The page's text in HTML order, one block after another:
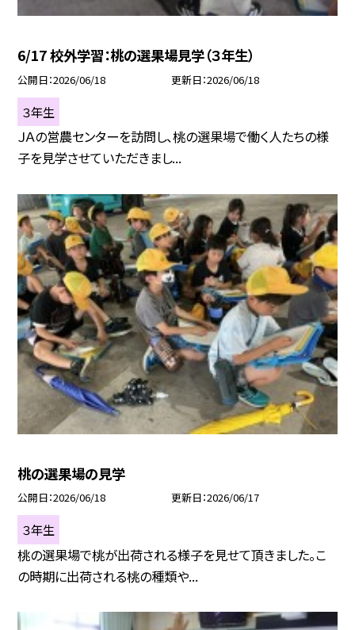
6/17 校外学習：桃の選果場見学（３年生）
公開日 2026/06/18 更新日 2026/06/18
３年生
ＪＡの営農センターを訪問し、桃の選果場で働く人たちの様
子を見学させていただきまし...
桃の選果場の見学
公開日 2026/06/18 更新日 2026/06/17
３年生
桃の選果場で桃が出荷される様子を見せて頂きました。こ
の時期に出荷される桃の種類や...